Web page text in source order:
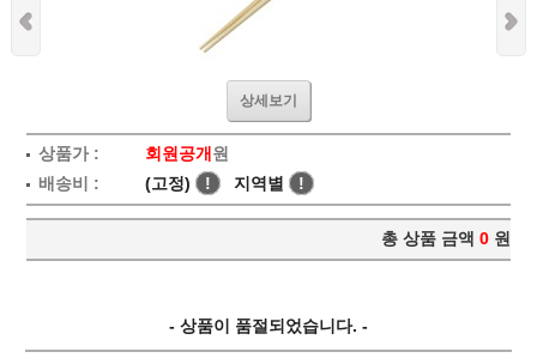
상세보기
상품가 : 회원공개 원
배송비 :
(고정) ! 지역별 !
총 상품 금액 0 원
- 상품이 품절되었습니다. -